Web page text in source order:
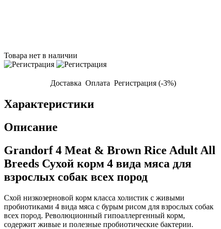
Товара нет в наличии
Доставка Оплата Регистрация (-3%)
Характеристики
Описание
Grandorf 4 Meat & Brown Rice Adult All
Breeds Сухой корм 4 вида мяса для
взрослых собак всех пород
Схой низкозерновой корм класса холистик с живыми
пробиотиками 4 вида мяса с бурым рисом для взрослых собак
всех пород. Революционный гипоаллергенный корм,
содержит живые и полезные пробиотические бактерии.